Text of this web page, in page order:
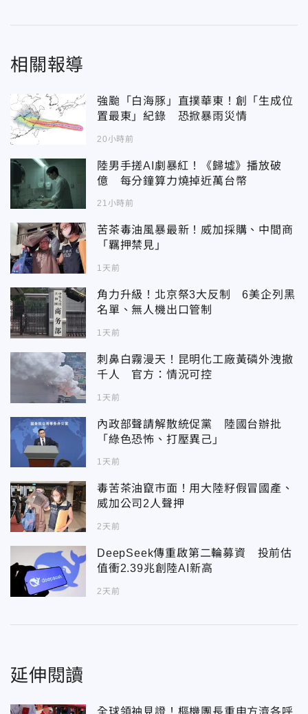
相關報導
強颱「白海豚」直撲華東！創「生成位
置最東」紀錄 恐掀暴雨災情
20小時前
陸男手搓AI劇暴紅！《歸墟》播放破
億 每分鐘算力燒掉近萬台幣
21小時前
苦茶毒油風暴最新！威加採購、中間商
「羈押禁見」
1天前
角力升級！北京祭3大反制 6美企列黑
名單、無人機出口管制
1天前
刺鼻白霧漫天！昆明化工廠黃磷外洩撤
千人 官方：情況可控
1天前
內政部聲請解散統促黨 陸國台辦批
「綠色恐怖、打壓異己」
1天前
毒苦茶油竄市面！用大陸籽假冒國產、
威加公司2人聲押
2天前
DeepSeek傳重啟第二輪募資 投前估
值衝2.39兆創陸AI新高
2天前
延伸閱讀
全球領袖見證！樞機團長重申方濟各呼